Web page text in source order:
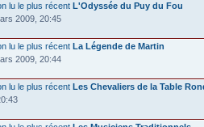
L'Odyssée du Puy du Fou
2009, 20:45
La Légende de Martin
2009, 20:44
Les Chevaliers de la Table